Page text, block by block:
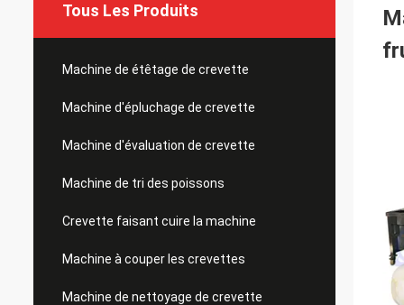
Tous Les Produits
Machine de étêtage de crevette
Machine d'épluchage de crevette
Machine d'évaluation de crevette
Machine de tri des poissons
Crevette faisant cuire la machine
Machine à couper les crevettes
Machine de nettoyage de crevette